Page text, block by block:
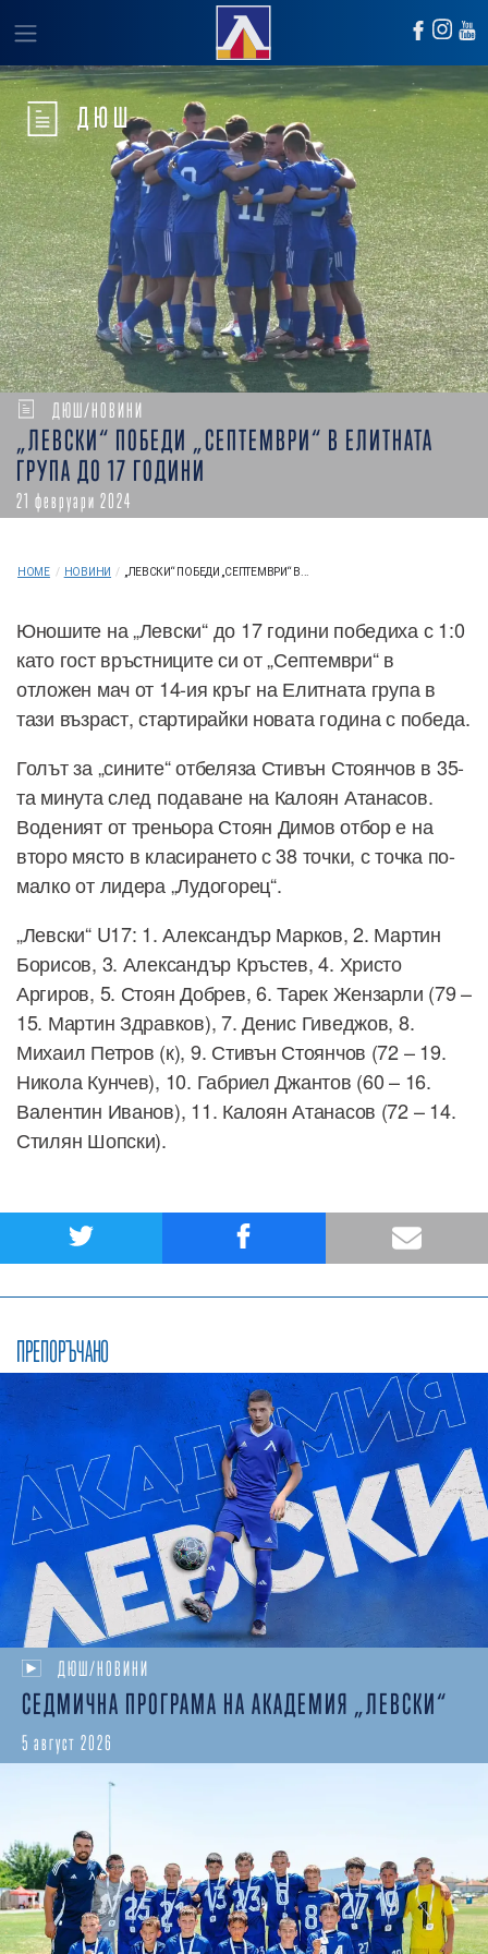
ДЮШ
ДЮШ/НОВИНИ
„ЛЕВСКИ“ ПОБЕДИ „СЕПТЕМВРИ“ В ЕЛИТНАТА
ГРУПА ДО 17 ГОДИНИ
21 февруари 2024
HOME / НОВИНИ / „ЛЕВСКИ“ ПОБЕДИ „СЕПТЕМВРИ“ В...
Юношите на „Левски“ до 17 години победиха с 1:0
като гост връстниците си от „Септември“ в
отложен мач от 14-ия кръг на Елитната група в
тази възраст, стартирайки новата година с победа.
Голът за „сините“ отбеляза Стивън Стоянчов в 35-
та минута след подаване на Калоян Атанасов.
Воденият от треньора Стоян Димов отбор е на
второ място в класирането с 38 точки, с точка по-
малко от лидера „Лудогорец“.
„Левски“ U17: 1. Александър Марков, 2. Мартин
Борисов, 3. Александър Кръстев, 4. Христо
Аргиров, 5. Стоян Добрев, 6. Тарек Жензарли (79 –
15. Мартин Здравков), 7. Денис Гиведжов, 8.
Михаил Петров (к), 9. Стивън Стоянчов (72 – 19.
Никола Кунчев), 10. Габриел Джантов (60 – 16.
Валентин Иванов), 11. Калоян Атанасов (72 – 14.
Стилян Шопски).
ПРЕПОРЪЧАНО
ДЮШ/НОВИНИ
СЕДМИЧНА ПРОГРАМА НА АКАДЕМИЯ „ЛЕВСКИ“
5 август 2026